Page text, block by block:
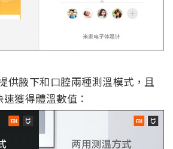
供腋下和口腔兩種測溫模式，且
獲得體溫數值：